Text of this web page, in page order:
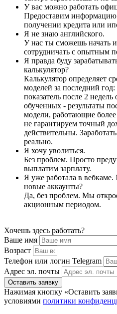
У вас можно работать
Предоставим
получении кредита или
Я не знаю английского.
У нас ты сможешь начать
сотрудничать с опытным
Я правда буду
калькулятор?
Калькулятор определяет
моделей за последний
показатель после 2
обученных - результаты
модели, работающие
не гарантируем точный
действительны.
реально.
Я хочу уволиться.
Без проблем. Просто
выплатим зарплату.
Я уже работала в
новые аккаунты?
Да, без проблем. Мы
акционным периодом.
Хочешь здесь работать?
Ваше имя
Возраст
Телефон или логин Telegram
Адрес эл. почты
Оставить заявку
Нажимая кнопку «Оставить
условиями политики